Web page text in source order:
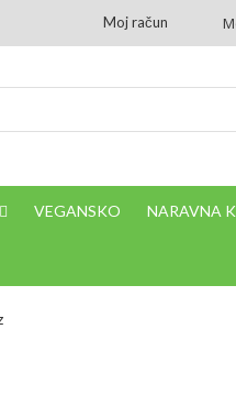
Moj račun
VEGANSKO NARAVNA